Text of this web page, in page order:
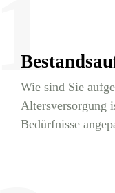
Wie sind Sie
Altersversorgung
Bedürfnisse